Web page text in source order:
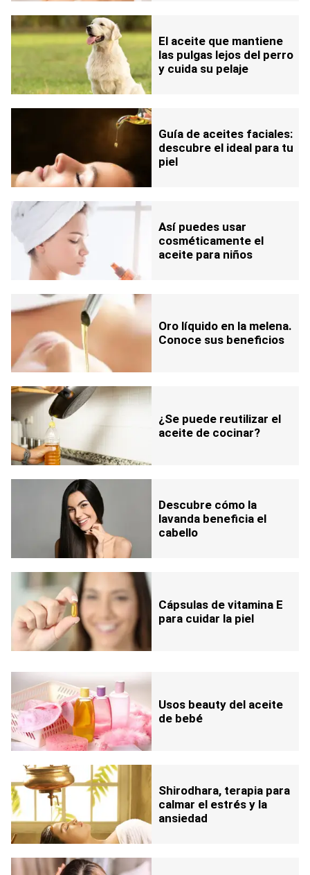
El aceite que mantiene
las pulgas lejos del perro
y cuida su pelaje
Guía de aceites faciales:
descubre el ideal para tu
piel
Así puedes usar
cosméticamente el
aceite para niños
Oro líquido en la melena.
Conoce sus beneficios
¿Se puede reutilizar el
aceite de cocinar?
Descubre cómo la
lavanda beneficia el
cabello
Cápsulas de vitamina E
para cuidar la piel
Usos beauty del aceite
de bebé
Shirodhara, terapia para
calmar el estrés y la
ansiedad